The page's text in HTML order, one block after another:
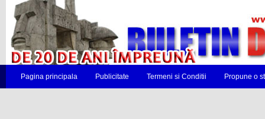
Pagina principala Publicitate Termeni si Conditii Propune o